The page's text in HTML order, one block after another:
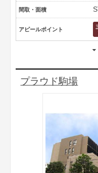
間取・面積
アピールポイント
プラウド駒場